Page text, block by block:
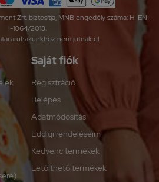
Zrt. biztosítja, MNB engedély száma: H-EN-
I-1064/2013.
áruházunkhoz nem jutnak el.
Saját fiók
Regisztráció
Belépés
Adatmódosítás
Eddigi rendeléseim
Kedvenc termékek
Letölthető termékek